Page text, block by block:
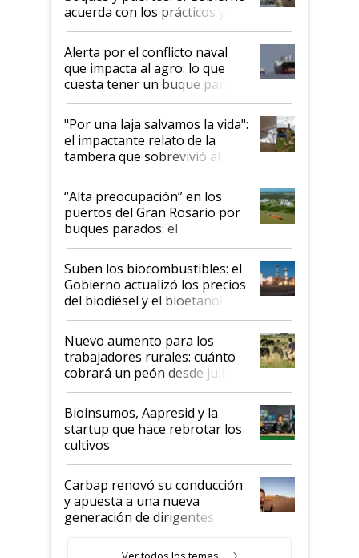
acuerda con los prácticos y
suspende el decreto de
desregulación
Alerta por el conflicto naval
que impacta al agro: lo que
cuesta tener un buque parado
y el peligro de que Argentina
pase a ser "país sucio"
"Por una laja salvamos la vida":
el impactante relato de la
tambera que sobrevivió al
tornado
“Alta preocupación” en los
puertos del Gran Rosario por
buques parados: el
funcionamiento de las
exportadoras en tensión tras
la medida de fuerza de los
prácticos
Suben los biocombustibles: el
Gobierno actualizó los precios
del biodiésel y el bioetanol
Nuevo aumento para los
trabajadores rurales: cuánto
cobrará un peón desde julio
Bioinsumos, Aapresid y la
startup que hace rebrotar los
cultivos
Carbap renovó su conducción
y apuesta a una nueva
generación de dirigentes